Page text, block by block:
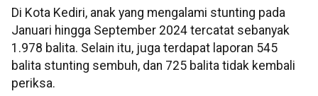
Di Kota Kediri, anak yang mengalami stunting pada
Januari hingga September 2024 tercatat sebanyak
1.978 balita. Selain itu, juga terdapat laporan 545
balita stunting sembuh, dan 725 balita tidak kembali
periksa.